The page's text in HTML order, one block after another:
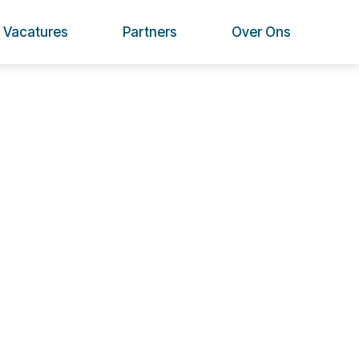
Vacatures Partners Over Ons